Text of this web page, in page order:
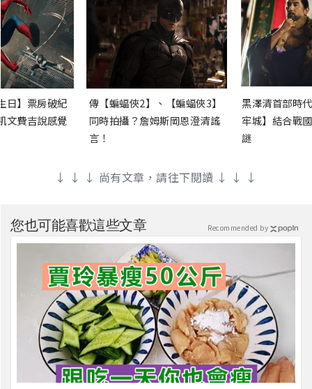
日】票房破紀
文費吉說感覺
傳【蝙蝠俠2】、【蝙蝠俠3】
同時拍攝？詹姆斯岡恩澄清謠
言！
黑澤清首部時
牢城】結合戰
謎
↓ ↓ ↓ 尚有文章，請往下閱讀 ↓ ↓ ↓
您也可能喜歡這些文章 Recommended by